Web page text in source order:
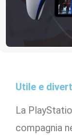
Utile e
La
compagnia